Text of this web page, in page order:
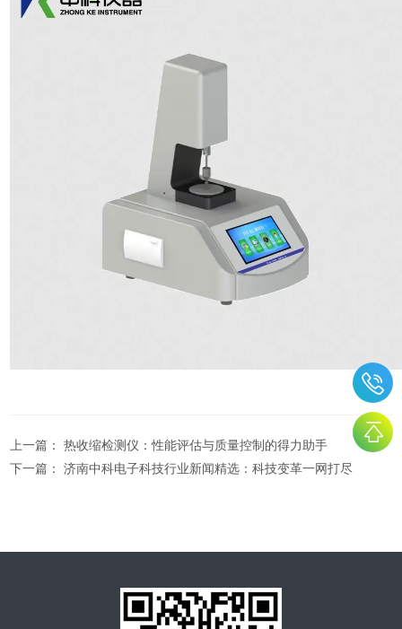
上一篇：热收缩检测仪：性能评估与质量控制的得力助手
下一篇：济南中科电子科技行业新闻精选：科技变革一网打尽